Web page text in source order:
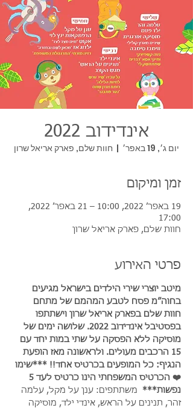
אינדידוב 2022
יום ג׳, 19 באפר׳
  |
חוות שלם, פארק אריאל שרון
זמן ומיקום
19 באפר׳ 2022, 10:00 – 21 באפר׳ 2022,
17:00
חוות שלם, פארק אריאל שרון
פרטי האירוע
מיטב יוצרי שירי הילדים בישראל מגיעים
בחוה״מ פסח לטבע המהמם של מתחם
חוות שלם בפארק אריאל שרון וישתתפו
בפסטיבל אינדידוב 2022. שלושה ימים של
מוסיקה ללא הפסקה על שתי במות יחד עם
15 הרכבים מעולים. ולראשונה מאז הופעת
הנגיף: כל המופעים בכרטיס אחד!! ***שימו
נפשות*** משתתפים: ענן על מקל, עלמה
זהר, תנינים על הראש, אינדי ילד, מוסיקה